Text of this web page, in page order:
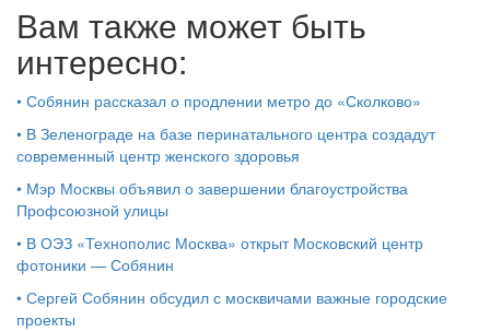
Вам также может быть
интересно:
• Собянин рассказал о продлении метро до «Сколково»
• В Зеленограде на базе перинатального центра создадут
современный центр женского здоровья
• Мэр Москвы объявил о завершении благоустройства
Профсоюзной улицы
• В ОЭЗ «Технополис Москва» открыт Московский центр
фотоники — Собянин
• Сергей Собянин обсудил с москвичами важные городские
проекты